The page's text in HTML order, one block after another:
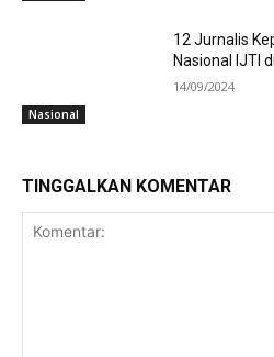
Nasional
12 Jurnalis
Nasional IJTI
14/09/2024
TINGGALKAN KOMENTAR